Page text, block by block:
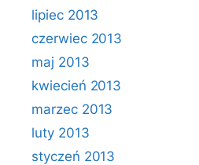
lipiec 2013
czerwiec 2013
maj 2013
kwiecień 2013
marzec 2013
luty 2013
styczeń 2013